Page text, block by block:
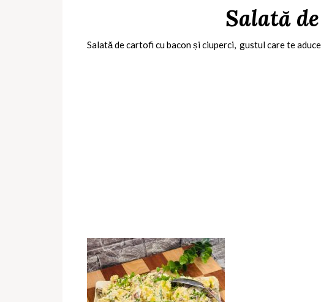
Salată
Salată de cartofi cu bacon și ciuperci, gustul care te